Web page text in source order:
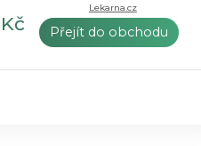
Lekarna.cz
Přejít do obchodu